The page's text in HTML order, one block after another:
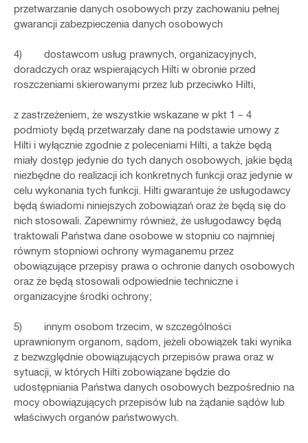
przetwarzanie danych osobowych przy zachowaniu pełnej
gwarancji zabezpieczenia danych osobowych
4) dostawcom usług prawnych, organizacyjnych,
doradczych oraz wspierających Hilti w obronie przed
roszczeniami skierowanymi przez lub przeciwko Hilti,
z zastrzeżeniem, że wszystkie wskazane w pkt 1 – 4
podmioty będą przetwarzały dane na podstawie umowy z
Hilti i wyłącznie zgodnie z poleceniami Hilti, a także będą
miały dostęp jedynie do tych danych osobowych, jakie będą
niezbędne do realizacji ich konkretnych funkcji oraz jedynie w
celu wykonania tych funkcji. Hilti gwarantuje że usługodawcy
będą świadomi niniejszych zobowiązań oraz że będą się do
nich stosowali. Zapewnimy również, że usługodawcy będą
traktowali Państwa dane osobowe w stopniu co najmniej
równym stopniowi ochrony wymaganemu przez
obowiązujące przepisy prawa o ochronie danych osobowych
oraz że będą stosowali odpowiednie techniczne i
organizacyjne środki ochrony;
5) innym osobom trzecim, w szczególności
uprawnionym organom, sądom, jeżeli obowiązek taki wynika
z bezwzględnie obowiązujących przepisów prawa oraz w
sytuacji, w których Hilti zobowiązane będzie do
udostępniania Państwa danych osobowych bezpośrednio na
mocy obowiązujących przepisów lub na żądanie sądów lub
właściwych organów państwowych.